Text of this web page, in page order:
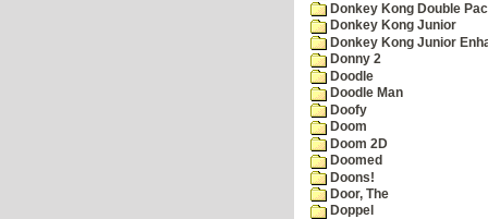
Donkey Kong Double
Donkey Kong Junior
Donkey Kong Junior
Donny 2
Doodle
Doodle Man
Doofy
Doom
Doom 2D
Doomed
Doons!
Door, The
Doppel